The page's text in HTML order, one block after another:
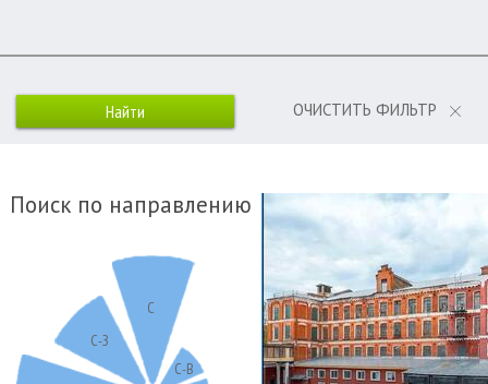
ОЧИСТИТЬ ФИЛЬТР
Поиск по направлению
С
С-В
С-З